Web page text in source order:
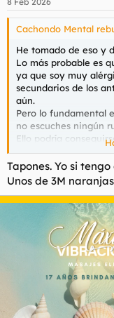
Cachondo Mental
He tomado de eso y
Lo más probable es
ya que soy muy
secundarios de los
aún.
Pero lo fundamental
no escuches ningún
Ello podría
este tema también
materiales a emplear.
¿Alguien es un
Tapones. Yo si
Unos de 3M